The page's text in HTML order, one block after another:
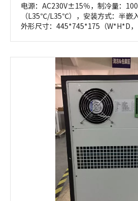
电源：AC230V±15％，制冷量：
（L35℃/L35℃），安装方式：半嵌
外形尺寸：445*745*175（W*H*D，